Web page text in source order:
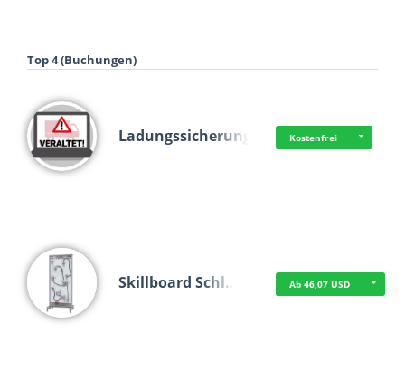
Top 4 (Buchungen)
Ladungssicherung Kostenfrei
Skillboard Schl… Ab 46,07 USD